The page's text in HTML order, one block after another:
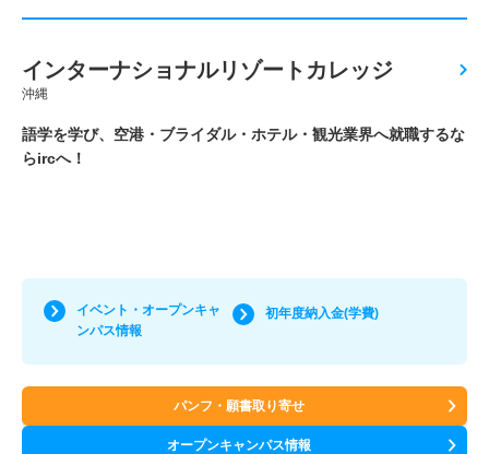
インターナショナルリゾートカレッジ
沖縄
語学を学び、空港・ブライダル・ホテル・観光業界へ就職するな
らircへ！
イベント・オープンキャ
ンパス情報
初年度納入金(学費)
パンフ・願書取り寄せ
オープンキャンパス情報